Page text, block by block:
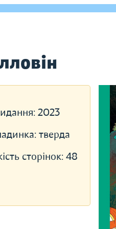
2023
тверда
сторінок:48